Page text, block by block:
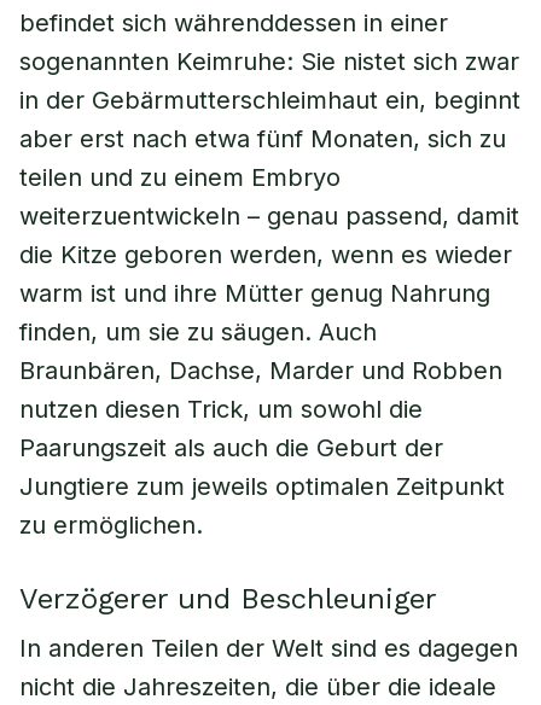
befindet sich währenddessen in einer
sogenannten Keimruhe: Sie nistet sich zwar
in der Gebärmutterschleimhaut ein, beginnt
aber erst nach etwa fünf Monaten, sich zu
teilen und zu einem Embryo
weiterzuentwickeln – genau passend, damit
die Kitze geboren werden, wenn es wieder
warm ist und ihre Mütter genug Nahrung
finden, um sie zu säugen. Auch
Braunbären, Dachse, Marder und Robben
nutzen diesen Trick, um sowohl die
Paarungszeit als auch die Geburt der
Jungtiere zum jeweils optimalen Zeitpunkt
zu ermöglichen.
Verzögerer und Beschleuniger
In anderen Teilen der Welt sind es dagegen
nicht die Jahreszeiten, die über die ideale